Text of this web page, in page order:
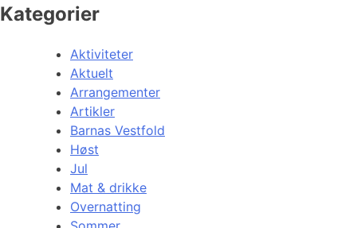
Kategorier
Aktiviteter
Aktuelt
Arrangementer
Artikler
Barnas Vestfold
Høst
Jul
Mat & drikke
Overnatting